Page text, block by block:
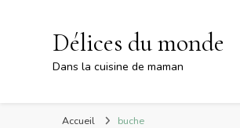
Délices du monde
Dans la cuisine de maman
Accueil buche